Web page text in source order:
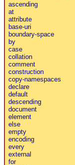
ascending
at
attribute
base-uri
boundary-space
by
case
collation
comment
construction
copy-namespaces
declare
default
descending
document
element
else
empty
encoding
every
external
for